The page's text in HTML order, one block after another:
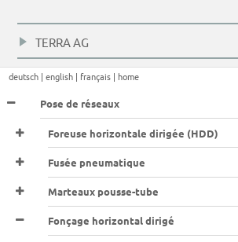
TERRA AG
deutsch |english | français | home
Pose de réseaux
Foreuse horizontale dirigée (HDD)
Fusée pneumatique
Marteaux pousse-tube
Fonçage horizontal dirigé